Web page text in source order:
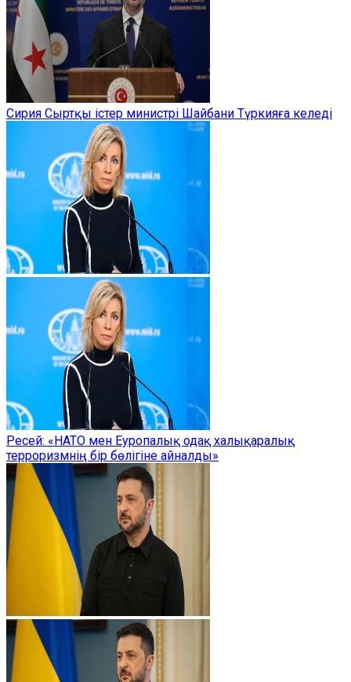
Сирия Сыртқы істер министрі Шайбани Түркияға келеді
Ресей: «НАТО мен Еуропалық одақ халықаралық
терроризмнің бір бөлігіне айналды»